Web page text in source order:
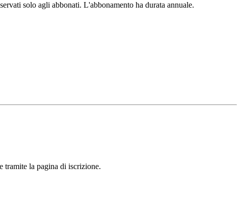
solo agli abbonati. L'abbonamento ha durata annuale.
tramite la pagina di iscrizione.